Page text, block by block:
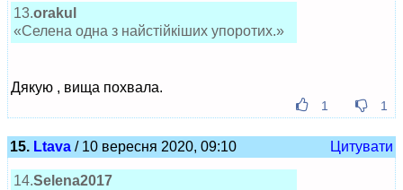
13.orakul
«Селена одна з найстійкіших упоротих.»
Дякую , вища похвала.
1 1
15. Ltava / 10 вересня 2020, 09:10 Цитувати
14.Selena2017